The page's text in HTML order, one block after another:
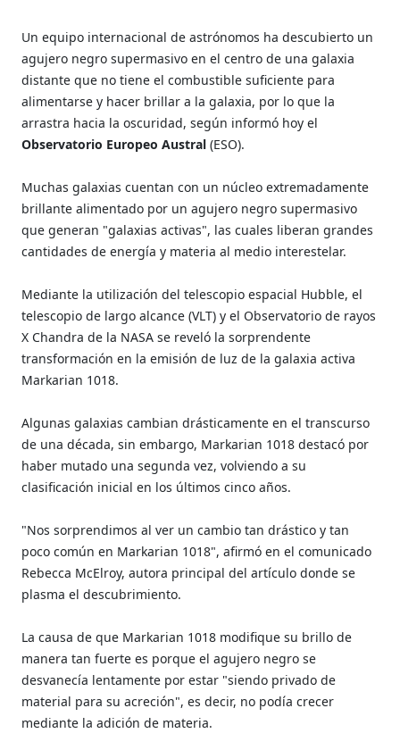
Un equipo internacional de astrónomos ha descubierto un
agujero negro supermasivo en el centro de una galaxia
distante que no tiene el combustible suficiente para
alimentarse y hacer brillar a la galaxia, por lo que la
arrastra hacia la oscuridad, según informó hoy el
Observatorio Europeo Austral (ESO).
Muchas galaxias cuentan con un núcleo extremadamente
brillante alimentado por un agujero negro supermasivo
que generan "galaxias activas", las cuales liberan grandes
cantidades de energía y materia al medio interestelar.
Mediante la utilización del telescopio espacial Hubble, el
telescopio de largo alcance (VLT) y el Observatorio de rayos
X Chandra de la NASA se reveló la sorprendente
transformación en la emisión de luz de la galaxia activa
Markarian 1018.
Algunas galaxias cambian drásticamente en el transcurso
de una década, sin embargo, Markarian 1018 destacó por
haber mutado una segunda vez, volviendo a su
clasificación inicial en los últimos cinco años.
"Nos sorprendimos al ver un cambio tan drástico y tan
poco común en Markarian 1018", afirmó en el comunicado
Rebecca McElroy, autora principal del artículo donde se
plasma el descubrimiento.
La causa de que Markarian 1018 modifique su brillo de
manera tan fuerte es porque el agujero negro se
desvanecía lentamente por estar "siendo privado de
material para su acreción", es decir, no podía crecer
mediante la adición de materia.